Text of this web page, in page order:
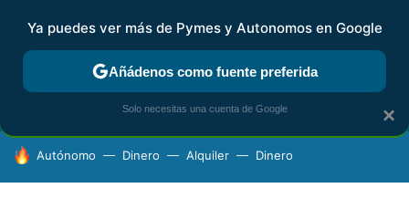
FISCALIDAD Y CONTABILIDAD KIT DIGITAL RENTA
HOY SE HABLA DE
Autónomo Dinero Alquiler Dinero
×
Ya puedes ver más de Pymes y Autonomos en Google
Añádenos como fuente preferida
Solo necesitas una cuenta de Google